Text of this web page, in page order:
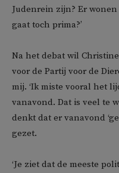
Judenrein zijn? Er
gaat toch prima?’
Na het debat wil
voor de Partij voor de
mij. ‘Ik miste vooral het
vanavond. Dat is veel te
denkt dat er vanavond
gezet.
‘Je ziet dat de meeste